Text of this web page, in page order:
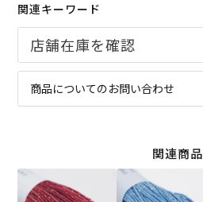
関連キーワード
商品についてのお問い合わせ
関連商品